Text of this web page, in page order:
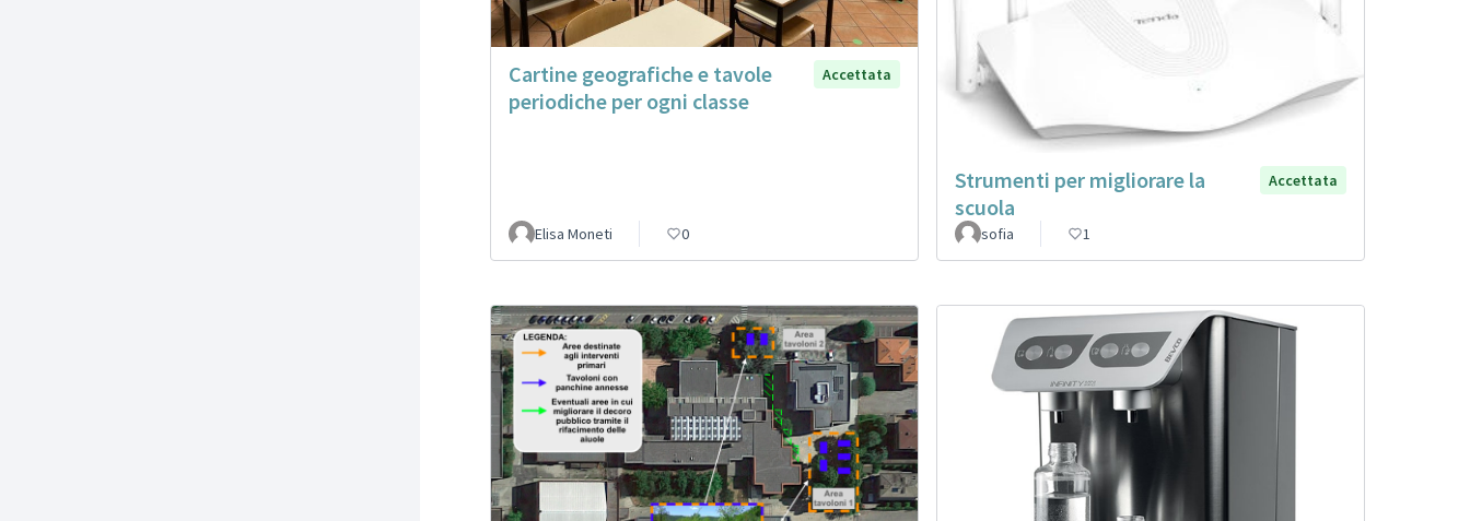
Cartine geografiche e tavole
periodiche per ogni classe
Accettata
Elisa Moneti 0
Strumenti per migliorare la
scuola
Accettata
sofia 1